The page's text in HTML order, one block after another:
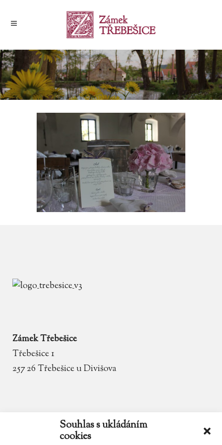
Souhlas s ukládáním
cookies
Zámek Třebešice
Třebešice 1
257 26 Třebešice u Divišova
zamek.trebesice@volny.cz
602 354 467